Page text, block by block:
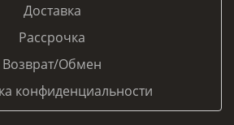
Доставка
Рассрочка
Возврат/Обмен
конфиденциальности